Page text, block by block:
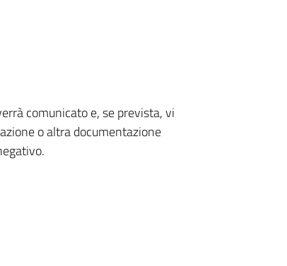
comunicato e, se prevista, vi
o altra documentazione